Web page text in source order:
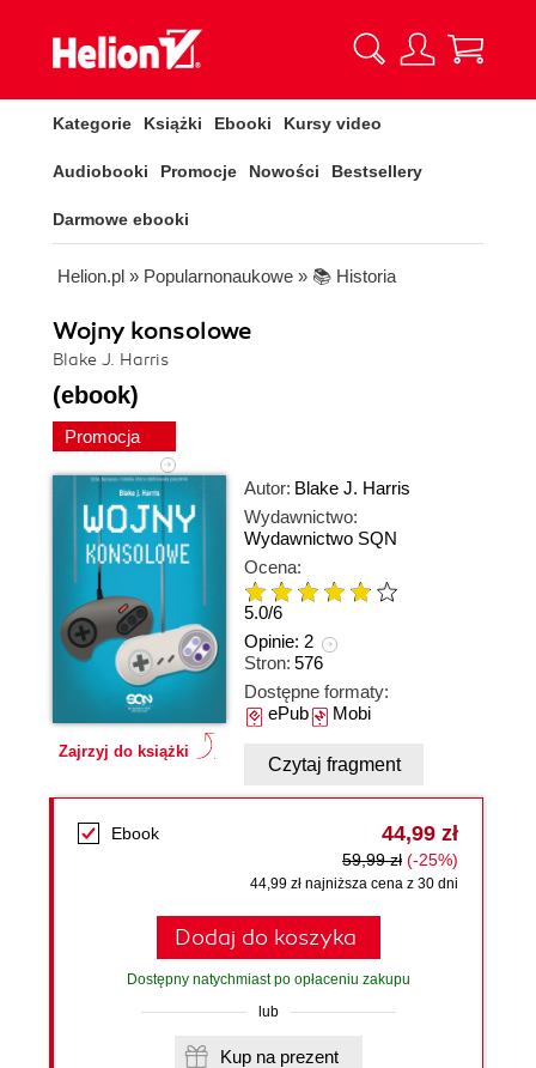
Kategorie Książki Ebooki Kursy video
Audiobooki Promocje Nowości Bestsellery
Darmowe ebooki
Helion.pl » Popularnonaukowe » 📚 Historia
Wojny konsolowe
Blake J. Harris
(ebook)
Promocja
Zajrzyj do książki
Autor: Blake J. Harris
Wydawnictwo:
Wydawnictwo SQN
Ocena:
5.0/6
Opinie: 2
Stron: 576
Dostępne formaty:
ePubMobi
Czytaj fragment
Ebook 44,99 zł
59,99 zł (-25%)
44,99 zł najniższa cena z 30 dni
Dodaj do koszyka
Dostępny natychmiast po opłaceniu zakupu
lub
Kup na prezent